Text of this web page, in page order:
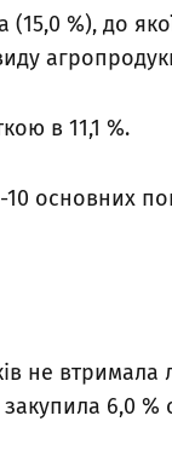
%), до
в 11,1 %.
основних
не
6,0 %